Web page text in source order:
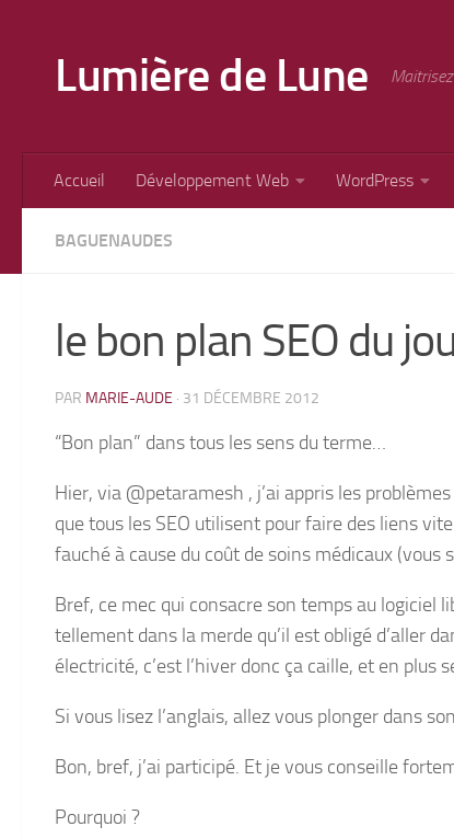
Lumière de Lune
Accueil Développement Web WordPress
BAGUENAUDES
le bon plan SEO du
PAR MARIE-AUDE · 31 DÉCEMBRE 2012
“Bon plan” dans tous les sens du terme…
Hier, via @petaramesh , j’ai appris les
que tous les SEO utilisent pour faire des liens
fauché à cause du coût de soins médicaux
Bref, ce mec qui consacre son temps au logiciel
tellement dans la merde qu’il est obligé d’aller
électricité, c’est l’hiver donc ça caille, et en plus
Si vous lisez l’anglais, allez vous plonger dans
Bon, bref, j’ai participé. Et je vous conseille
Pourquoi ?